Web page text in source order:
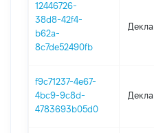
12446726-
38d8-42f4-
b62a-
8c7de52490fb
f9c71237-4e67-
4bc9-9c8d-
4783693b05d0